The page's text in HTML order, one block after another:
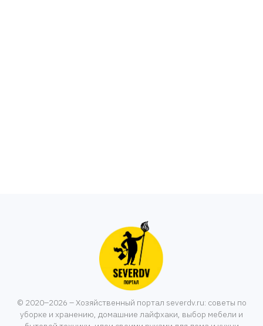
© 2020–2026 – Хозяйственный портал severdv.ru: советы по
уборке и хранению, домашние лайфхаки, выбор мебели и